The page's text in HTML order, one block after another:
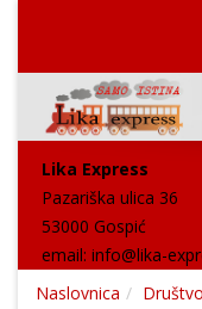
Lika Express
Pazariška ulica 36
53000 Gospić
email: info@lika-
Naslovnica
Društvo